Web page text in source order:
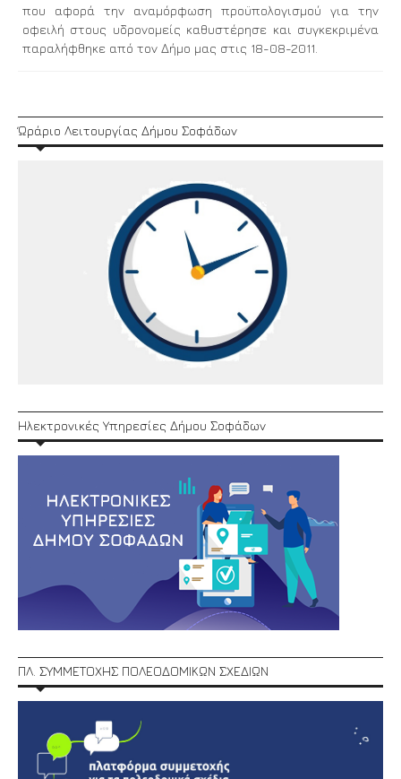
που αφορά την αναμόρφωση προϋπολογισμού για την
οφειλή στους υδρονομείς καθυστέρησε και συγκεκριμένα
παραλήφθηκε από τον Δήμο μας στις 18-08-2011.
Ώράριο Λειτουργίας Δήμου Σοφάδων
Ηλεκτρονικές Υπηρεσίες Δήμου Σοφάδων
ΠΛ. ΣΥΜΜΕΤΟΧΗΣ ΠΟΛΕΟΔΟΜΙΚΩΝ ΣΧΕΔΙΩΝ